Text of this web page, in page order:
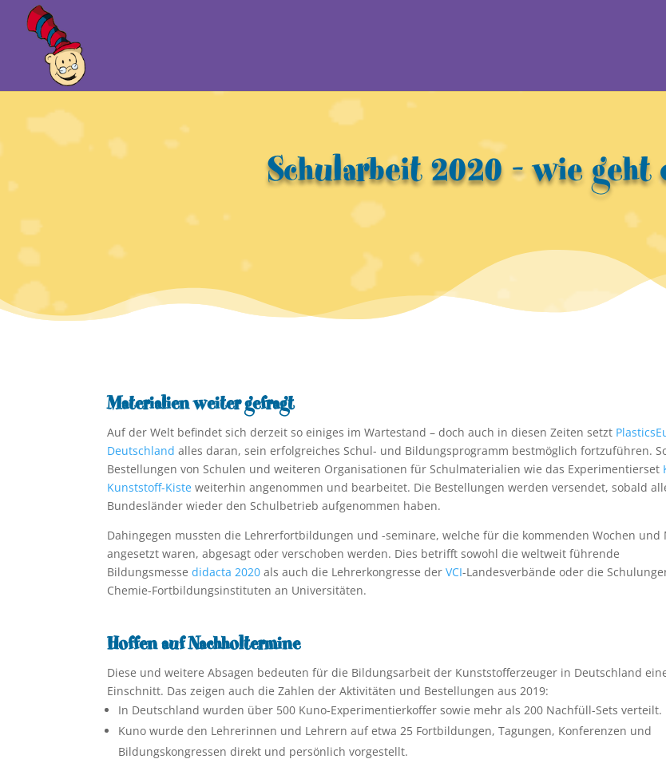
Schularbeit 2020 – wie
Materialien weiter gefragt
Auf der Welt befindet sich derzeit so einiges im Wartestand – doch auch in diesen Zeiten setzt
Deutschland alles daran, sein erfolgreiches Schul- und Bildungsprogramm bestmöglich fortzuführen.
Bestellungen von Schulen und weiteren Organisationen für Schulmaterialien wie das Experimentierset
Kunststoff-Kisteweiterhin angenommen und bearbeitet. Die Bestellungen werden versendet, sobald
Bundesländer wieder den Schulbetrieb aufgenommen haben.
Dahingegen mussten die Lehrerfortbildungen und -seminare, welche für die kommenden Wochen und
angesetzt waren, abgesagt oder verschoben werden. Dies betrifft sowohl die weltweit führende
Bildungsmessedidacta 2020 als auch die Lehrerkongresse derVCI-Landesverbände oder die
Chemie-Fortbildungsinstituten an Universitäten.
Hoffen auf Nachholtermine
Diese und weitere Absagen bedeuten für die Bildungsarbeit der Kunststofferzeuger in Deutschland
Einschnitt. Das zeigen auch die Zahlen der Aktivitäten und Bestellungen aus 2019:
In Deutschland wurden über 500 Kuno-Experimentierkoffer sowie mehr als 200 Nachfüll-Sets verteilt.
Kuno wurde den Lehrerinnen und Lehrern auf etwa 25 Fortbildungen, Tagungen, Konferenzen und
Bildungskongressen direkt und persönlich vorgestellt.